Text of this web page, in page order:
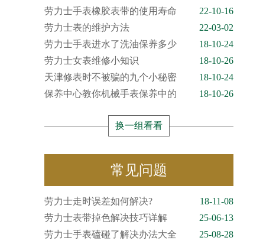
劳力士手表橡胶表带的使用寿命
22-10-16
劳力士表的维护方法
22-03-02
劳力士手表进水了洗油保养多少
18-10-24
劳力士女表维修小知识
18-10-26
天津修表时不被骗的九个小秘密
18-10-24
保养中心教你机械手表保养中的
18-10-26
换一组看看
常见问题
劳力士走时误差如何解决?
18-11-08
劳力士表带掉色解决技巧详解
25-06-13
劳力士手表磕碰了解决办法大全
25-08-28